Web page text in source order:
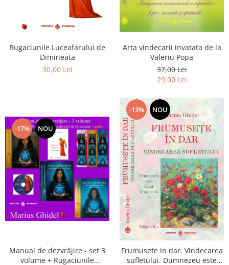
Rugaciunile Luceafarului de
Dimineata
30,00 Lei
Arta vindecarii invatata de la
Valeriu Popa
37,00 Lei
29,00 Lei
-17% NOU
Manual de dezvrăjire - set 3
volume + Rugaciunile
-13% NOU
Frumusete in dar. Vindecarea
sufletului. Dumnezeu este